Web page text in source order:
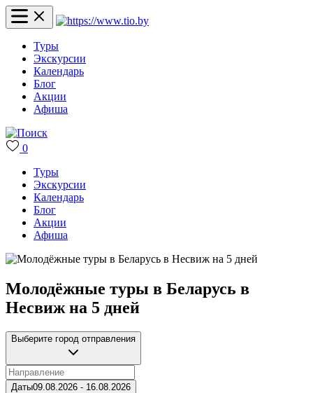
Туры
Экскурсии
Календарь
Блог
Акции
Афиша
0
Туры
Экскурсии
Календарь
Блог
Акции
Афиша
Молодёжные туры в Беларусь в
Несвиж на 5 дней
Выберите город отправления
Даты09.08.2026 - 16.08.2026